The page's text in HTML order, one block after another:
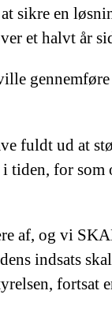
sikre en
et halvt år
fuldt ud at
tiden, for som
af, og vi
indsats
fortsat